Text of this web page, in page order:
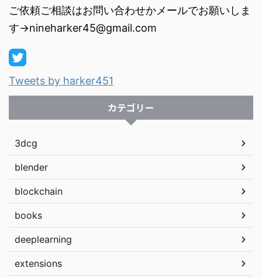
ご依頼ご相談はお問い合わせかメールでお願いしま
す→nineharker45@gmail.com
Tweets by harker451
カテゴリー
3dcg
blender
blockchain
books
deeplearning
extensions